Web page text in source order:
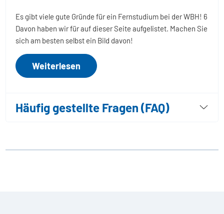
Es gibt viele gute Gründe für ein Fernstudium bei der WBH! 6
Davon haben wir für auf dieser Seite aufgelistet. Machen Sie
sich am besten selbst ein Bild davon!
Weiterlesen
Häufig gestellte Fragen (FAQ)